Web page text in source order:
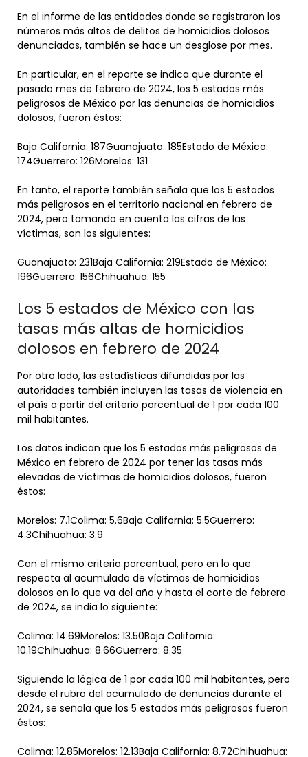
En el informe de las entidades donde se registraron los
números más altos de delitos de homicidios dolosos
denunciados, también se hace un desglose por mes.
En particular, en el reporte se indica que durante el
pasado mes de febrero de 2024, los 5 estados más
peligrosos de México por las denuncias de homicidios
dolosos, fueron éstos:
Baja California: 187Guanajuato: 185Estado de México:
174Guerrero: 126Morelos: 131
En tanto, el reporte también señala que los 5 estados
más peligrosos en el territorio nacional en febrero de
2024, pero tomando en cuenta las cifras de las
víctimas, son los siguientes:
Guanajuato: 231Baja California: 219Estado de México:
196Guerrero: 156Chihuahua: 155
Los 5 estados de México con las
tasas más altas de homicidios
dolosos en febrero de 2024
Por otro lado, las estadísticas difundidas por las
autoridades también incluyen las tasas de violencia en
el país a partir del criterio porcentual de 1 por cada 100
mil habitantes.
Los datos indican que los 5 estados más peligrosos de
México en febrero de 2024 por tener las tasas más
elevadas de víctimas de homicidios dolosos, fueron
éstos:
Morelos: 7.1Colima: 5.6Baja California: 5.5Guerrero:
4.3Chihuahua: 3.9
Con el mismo criterio porcentual, pero en lo que
respecta al acumulado de víctimas de homicidios
dolosos en lo que va del año y hasta el corte de febrero
de 2024, se india lo siguiente:
Colima: 14.69Morelos: 13.50Baja California:
10.19Chihuahua: 8.66Guerrero: 8.35
Siguiendo la lógica de 1 por cada 100 mil habitantes, pero
desde el rubro del acumulado de denuncias durante el
2024, se señala que los 5 estados más peligrosos fueron
éstos:
Colima: 12.85Morelos: 12.13Baja California: 8.72Chihuahua: